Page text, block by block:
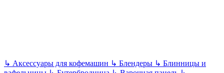
↳ Аксессуары для кофемашин ↳ Блендеры ↳ Блинницы и